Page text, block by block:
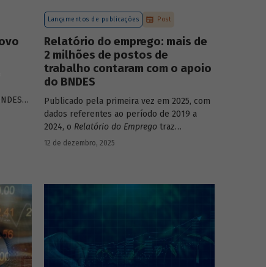
”
a
Lançamentos de publicações Post
Relatório do emprego: mais de
2 milhões de postos de
trabalho contaram com o apoio
do BNDES
Publicado pela primeira vez em 2025, com
dados referentes ao período de 2019 a
2024, o Relatório do Emprego traz
resultados relativos às contribuições da
12 de dezembro, 2025